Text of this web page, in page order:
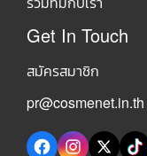
Get In Touch
สมัครสมาชิก
pr@cosmenet.in.th